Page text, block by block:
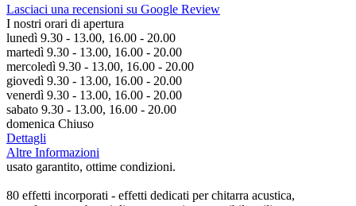
Lasciaci una recensioni su Google Review
I nostri orari di apertura
lunedì 9.30 - 13.00, 16.00 - 20.00
martedì 9.30 - 13.00, 16.00 - 20.00
mercoledì 9.30 - 13.00, 16.00 - 20.00
giovedì 9.30 - 13.00, 16.00 - 20.00
venerdì 9.30 - 13.00, 16.00 - 20.00
sabato 9.30 - 13.00, 16.00 - 20.00
domenica Chiuso
Dettagli
Altre Informazioni
usato garantito, ottime condizioni.
80 effetti incorporati - effetti dedicati per chitarra acustica,